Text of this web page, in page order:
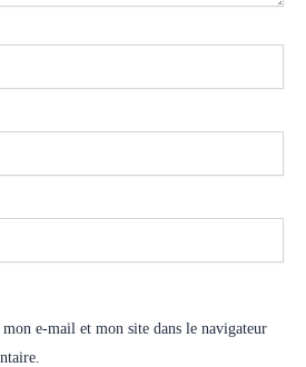
e-mail et mon site dans le navigateur